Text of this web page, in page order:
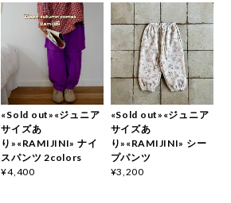
«Sold out»«ジュニア
サイズあ
り»«RAMIJINI» ナイ
スパンツ 2colors
¥4,400
«Sold out»«ジュニア
サイズあ
り»«RAMIJINI» シー
プパンツ
¥3,200